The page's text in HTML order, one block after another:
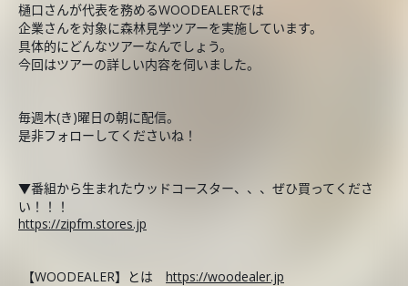
樋口さんが代表を務めるWOODEALERでは
企業さんを対象に森林見学ツアーを実施しています。
具体的にどんなツアーなんでしょう。
今回はツアーの詳しい内容を伺いました。
毎週木(き)曜日の朝に配信。
是非フォローしてくださいね！
▼番組から生まれたウッドコースター、、、ぜひ買ってくださ
い！！！
https://zipfm.stores.jp
【WOODEALER】とは https://woodealer.jp